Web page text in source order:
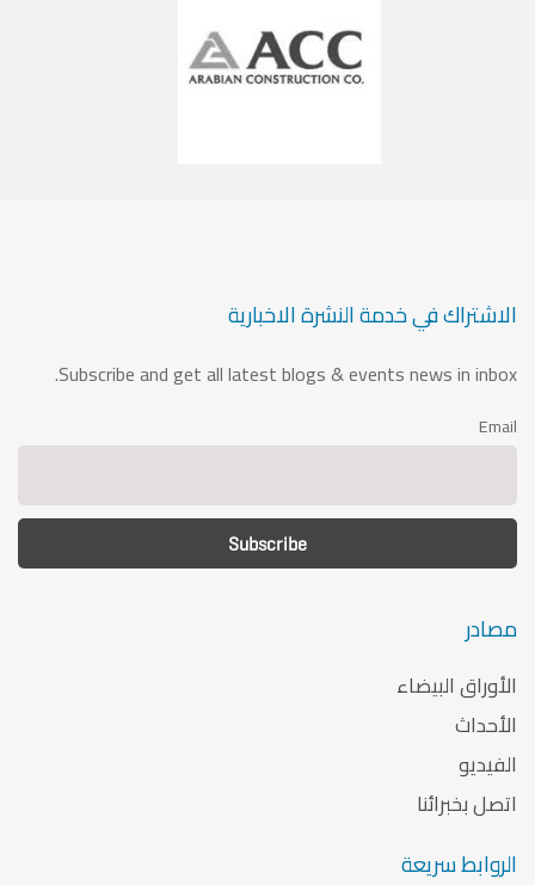
الاشتراك في خدمة النشرة الاخبارية
Subscribe and get all latest blogs & events news in inbox.
Email
مصادر
الأوراق البيضاء
الأحداث
الفيديو
اتصل بخبرائنا
الروابط سريعة